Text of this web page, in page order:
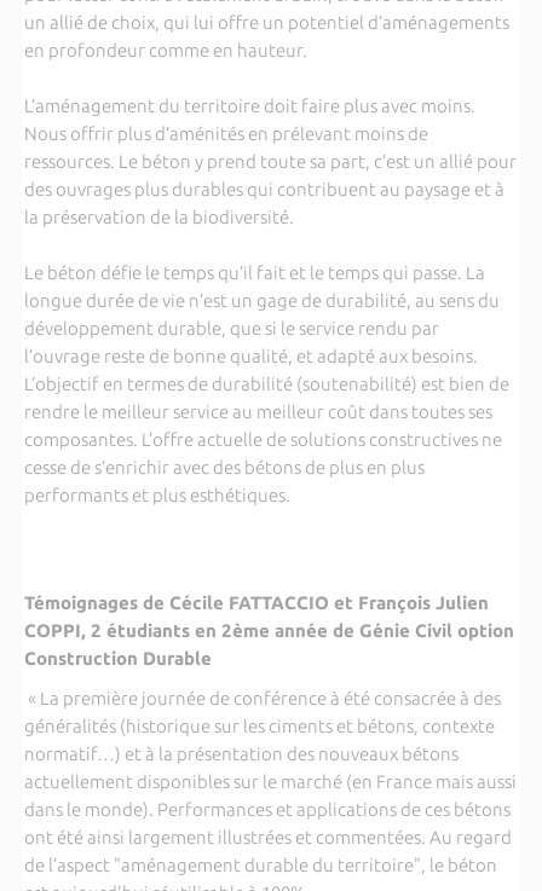
un allié de choix, qui lui offre un potentiel d’aménagements
en profondeur comme en hauteur.
L’aménagement du territoire doit faire plus avec moins.
Nous offrir plus d’aménités en prélevant moins de
ressources. Le béton y prend toute sa part, c’est un allié pour
des ouvrages plus durables qui contribuent au paysage et à
la préservation de la biodiversité.
Le béton défie le temps qu’il fait et le temps qui passe. La
longue durée de vie n’est un gage de durabilité, au sens du
développement durable, que si le service rendu par
l’ouvrage reste de bonne qualité, et adapté aux besoins.
L’objectif en termes de durabilité (soutenabilité) est bien de
rendre le meilleur service au meilleur coût dans toutes ses
composantes. L’offre actuelle de solutions constructives ne
cesse de s’enrichir avec des bétons de plus en plus
performants et plus esthétiques.
Témoignages de Cécile FATTACCIO et François Julien
COPPI, 2 étudiants en 2ème année de Génie Civil option
Construction Durable
« La première journée de conférence à été consacrée à des
généralités (historique sur les ciments et bétons, contexte
normatif…) et à la présentation des nouveaux bétons
actuellement disponibles sur le marché (en France mais aussi
dans le monde). Performances et applications de ces bétons
ont été ainsi largement illustrées et commentées. Au regard
de l’aspect "aménagement durable du territoire", le béton